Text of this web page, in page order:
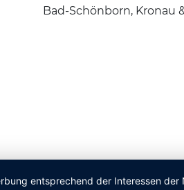
entsprechend der Interessen
Bad-Schönborn, Kronau